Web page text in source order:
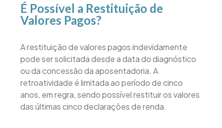
É Possível a Restituição de
Valores Pagos?
A restituição de valores pagos indevidamente
pode ser solicitada desde a data do diagnóstico
ou da concessão da aposentadoria. A
retroatividade é limitada ao período de cinco
anos, em regra, sendo possível restituir os valores
das últimas cinco declarações de renda.